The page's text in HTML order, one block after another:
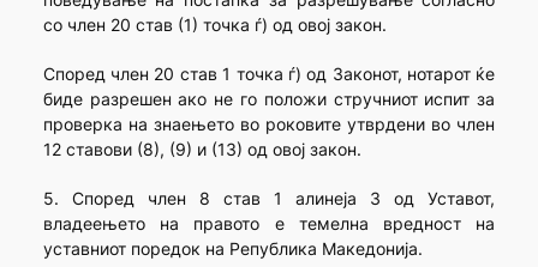
со член 20 став (1) точка ѓ) од овој закон.
Според член 20 став 1 точка ѓ) од Законот, нотарот ќе
биде разрешен ако не го положи стручниот испит за
проверка на знаењето во роковите утврдени во член
12 ставови (8), (9) и (13) од овој закон.
5. Според член 8 став 1 алинеја 3 од Уставот,
владеењето на правото е темелна вредност на
уставниот поредок на Република Македонија.